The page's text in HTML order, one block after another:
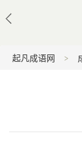
起凡成语网